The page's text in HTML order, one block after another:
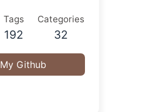
Tags
192
Categories
32
My Github